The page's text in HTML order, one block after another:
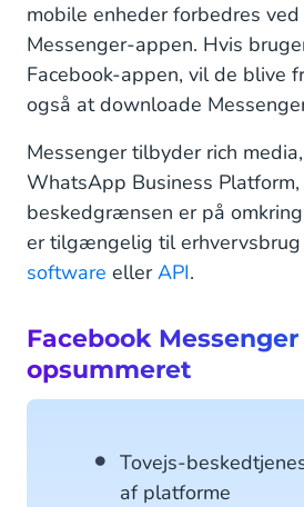
mobile enheder forbedres
Messenger-appen. Hvis
Facebook-appen, vil de blive
også at downloade
Messenger tilbyder rich
WhatsApp Business Platform,
beskedgrænsen er på
er tilgængelig til
software ellerAPI.
Facebook Messenger
opsummeret
Tovejs-
af platforme